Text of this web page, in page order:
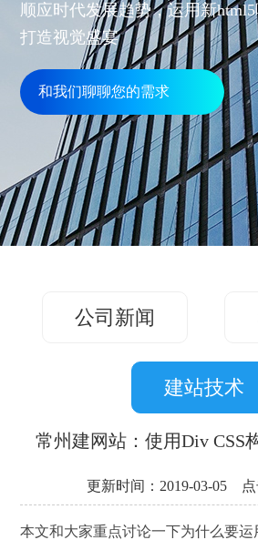
品
服
行
解
方
案
网
改
版
务
案
关
于
联
顺应时代发展趋势，运用新
打造视觉盛宴
和我们聊聊您的需求
公司新闻
建站技术
常州建网站：使用Div CSS
更新时间：2019-03-05 点
本文和大家重点讨论一下为什么要运